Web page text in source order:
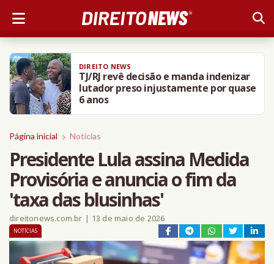
DIREITO NEWS
TJ/RJ revê decisão e manda indenizar
lutador preso injustamente por quase
6 anos
Página inicial Notícias
Presidente Lula assina Medida
Provisória e anuncia o fim da
'taxa das blusinhas'
direitonews.com.br | 13 de maio de 2026
NOTÍCIAS